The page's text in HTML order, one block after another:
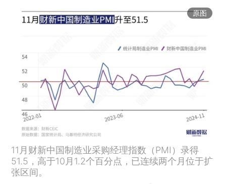
原图
11月财新中国制造业采购经理指数（PMI）录得
51.5，高于10月1.2个百分点，已连续两个月位于扩
张区间。